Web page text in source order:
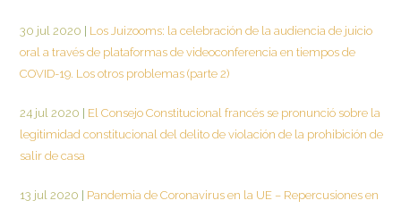
30 jul 2020
Los Juizooms: la celebración de la audiencia de juicio
oral a través de plataformas de videoconferencia en tiempos de
COVID-19. Los otros problemas (parte 2)
24 jul 2020
El Consejo Constitucional francés se pronunció sobre la
legitimidad constitucional del delito de violación de la prohibición de
salir de casa
13 jul 2020
Pandemia de Coronavirus en la UE – Repercusiones en